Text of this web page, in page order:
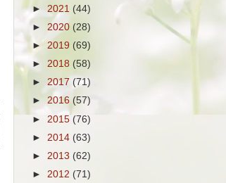
► 2021 (44)
► 2020 (28)
► 2019 (69)
► 2018 (58)
► 2017 (71)
► 2016 (57)
► 2015 (76)
► 2014 (63)
► 2013 (62)
► 2012 (71)